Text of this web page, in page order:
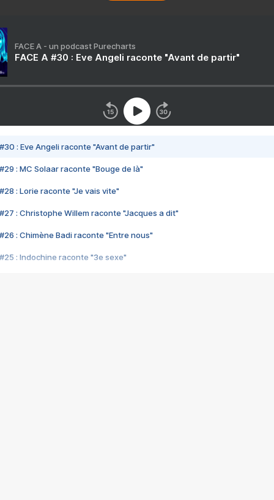
FACE A - un podcast Purecharts
FACE A #30 : Eve Angeli raconte "Avant de partir"
#30 : Eve Angeli raconte "Avant de partir"
#29 : MC Solaar raconte "Bouge de là"
#28 : Lorie raconte "Je vais vite"
#27 : Christophe Willem raconte "Jacques a dit"
#26 : Chimène Badi raconte "Entre nous"
#25 : Indochine raconte "3e sexe"